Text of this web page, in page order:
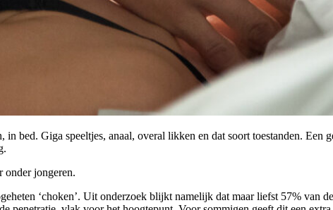
bed. Giga speeltjes, anaal, overal likken en dat soort toestanden.
onder jongeren.
‘choken’. Uit onderzoek blijkt namelijk dat maar liefst 57% van